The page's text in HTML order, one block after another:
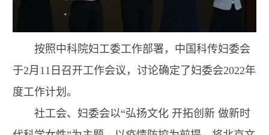
按照中科院妇工委工作部署，中国科传妇委会
于2月11 日召开工作会议，讨论确定了妇委会2022年
度工作计划。
社工会、妇委会以“弘扬文化 开拓创新 做新时